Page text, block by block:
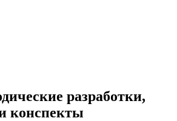
разработки,
конспекты